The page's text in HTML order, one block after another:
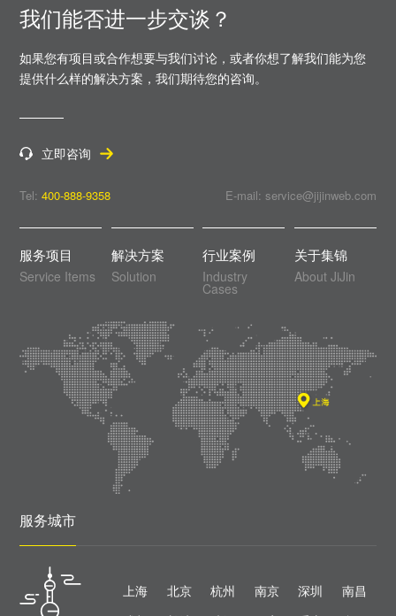
我们能否进一步交谈？
如果您有项目或合作想要与我们讨论，或者你想了解我们能为您
提供什么样的解决方案，我们期待您的咨询。
立即咨询
Tel:400-888-9358 E-mail: service@jijinweb.com
服务项目
Service Items
解决方案
Solution
行业案例
Industry
Cases
关于集锦
About JiJin
服务城市
上海 北京 杭州 南京 深圳
南昌